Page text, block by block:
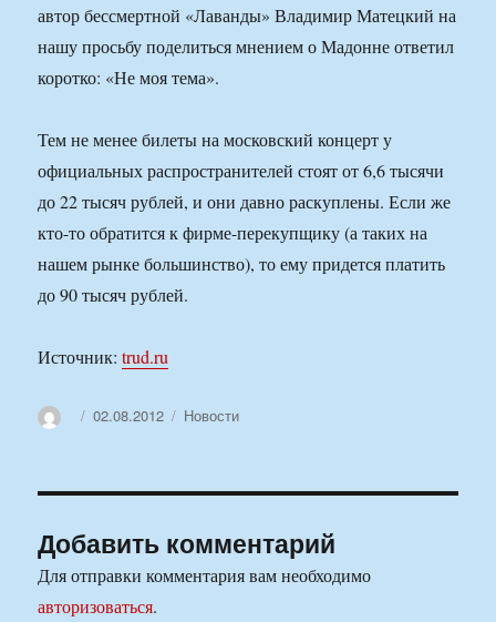
автор бессмертной «Лаванды» Владимир Матецкий на
нашу просьбу поделиться мнением о Мадонне ответил
коротко: «Не моя тема».
Тем не менее билеты на московский концерт у
официальных распространителей стоят от 6,6 тысячи
до 22 тысяч рублей, и они давно раскуплены. Если же
кто-то обратится к фирме-перекупщику (а таких на
нашем рынке большинство), то ему придется платить
до 90 тысяч рублей.
Источник:trud.ru
АвторОпубликовано
02.08.2012 Рубрики
Новости
Добавить комментарий
Для отправки комментария вам необходимо
авторизоваться.